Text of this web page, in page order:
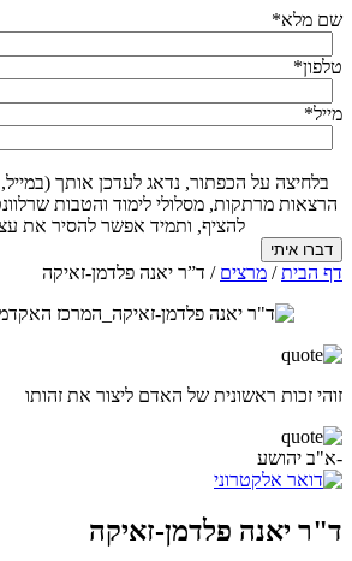
שם מלא*
טלפון*
מייל*
הרצאות מרתקות, מסלולי לימוד והטבות
להציף, ותמיד אפשר להסיר את
דף הבית/ מרצים / ד”ר יאנה פלדמן-זאיקה
זוהי זכות ראשונית של האדם ליצור את זהותו
-א"ב יהושע
ד"ר יאנה פלדמן-זאיקה